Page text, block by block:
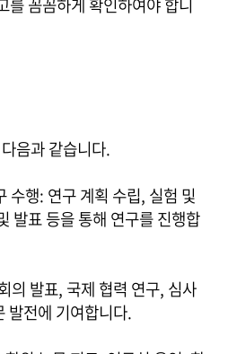
를 꼼꼼하게 확인하여야 합니
음과 같습니다.
행: 연구 계획 수립, 실험 및
발표 등을 통해 연구를 진행합
발표, 국제 협력 연구, 심사
발전에 기여합니다.